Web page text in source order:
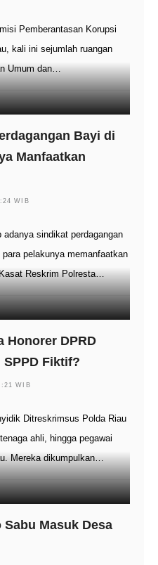
Pemberantasan Korupsi
kali ini sejumlah ruangan
Umum dan…
Bayi di
Manfaatkan
WIB
sindikat perdagangan
pelakunya memanfaatkan
Reskrim Polresta…
Honorer DPRD
SPPD Fiktif?
WIB
Ditreskrimsus Polda Riau
ahli, hingga pegawai
Mereka dikumpulkan…
Masuk Desa